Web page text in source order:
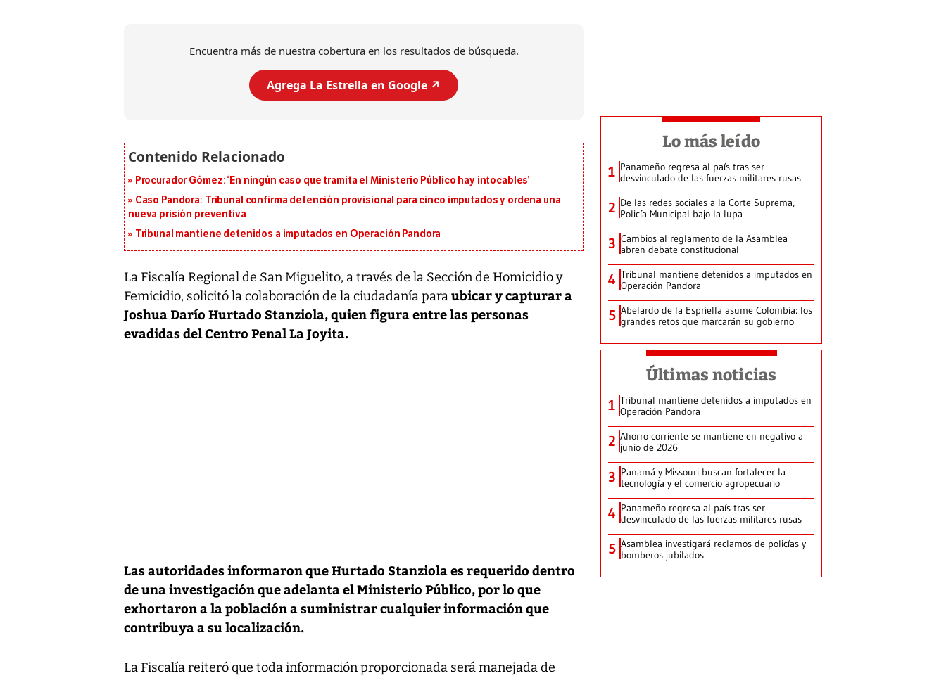
Encuentra más de nuestra cobertura en los resultados de búsqueda.
Agrega La Estrella en Google ↗️
Procurador Gómez: ‘En ningún caso que tramita el Ministerio Público hay intocables’
Caso Pandora: Tribunal confirma detención provisional para cinco imputados y ordena una
nueva prisión preventiva
Tribunal mantiene detenidos a imputados en Operación Pandora
La Fiscalía Regional de San Miguelito, a través de la Sección de Homicidio y
Femicidio, solicitó la colaboración de la ciudadanía paraubicar y capturar a
Joshua Darío Hurtado Stanziola, quien figura entre las personas
evadidas del Centro Penal La Joyita.
Las autoridades informaron que Hurtado Stanziola es requerido dentro
de una investigación que adelanta el Ministerio Público, por lo que
exhortaron a la población a suministrar cualquier información que
contribuya a su localización.
La Fiscalía reiteró que toda información proporcionada será manejada de
Lo más leído
1 Panameño regresa al país tras ser
desvinculado de las fuerzas militares rusas
2 De las redes sociales a la Corte Suprema,
Policía Municipal bajo la lupa
3 Cambios al reglamento de la Asamblea
abren debate constitucional
4 Tribunal mantiene detenidos a imputados en
Operación Pandora
5 Abelardo de la Espriella asume Colombia: los
grandes retos que marcarán su gobierno
Últimas noticias
1 Tribunal mantiene detenidos a imputados en
Operación Pandora
2 Ahorro corriente se mantiene en negativo a
junio de 2026
3 Panamá y Missouri buscan fortalecer la
tecnología y el comercio agropecuario
4 Panameño regresa al país tras ser
desvinculado de las fuerzas militares rusas
5 Asamblea investigará reclamos de policías y
bomberos jubilados